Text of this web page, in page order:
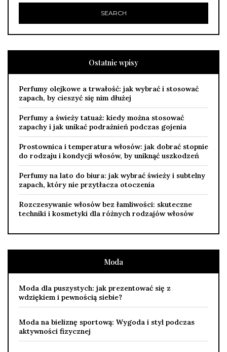
Ostatnie wpisy
Perfumy olejkowe a trwałość: jak wybrać i stosować
zapach, by cieszyć się nim dłużej
Perfumy a świeży tatuaż: kiedy można stosować
zapachy i jak unikać podrażnień podczas gojenia
Prostownica i temperatura włosów: jak dobrać stopnie
do rodzaju i kondycji włosów, by uniknąć uszkodzeń
Perfumy na lato do biura: jak wybrać świeży i subtelny
zapach, który nie przytłacza otoczenia
Rozczesywanie włosów bez łamliwości: skuteczne
techniki i kosmetyki dla różnych rodzajów włosów
Moda
Moda dla puszystych: jak prezentować się z
wdziękiem i pewnością siebie?
Moda na bieliznę sportową: Wygoda i styl podczas
aktywności fizycznej